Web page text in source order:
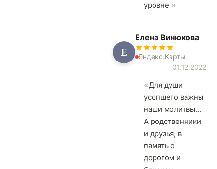
уровне.
Е
Елена Винюкова
Яндекс.Карты
01.12.2022
Для души
усопшего важны
наши молитвы...
А родственники
и друзья, в
память о
дорогом и